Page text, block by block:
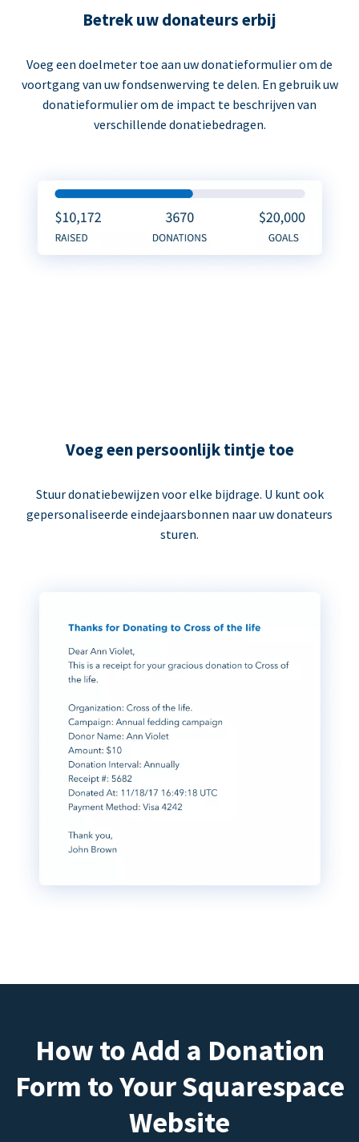
Betrek uw donateurs erbij
Voeg een doelmeter toe aan uw donatieformulier om de
voortgang van uw fondsenwerving te delen. En gebruik uw
donatieformulier om de impact te beschrijven van
verschillende donatiebedragen.
Voeg een persoonlijk tintje toe
Stuur donatiebewijzen voor elke bijdrage. U kunt ook
gepersonaliseerde eindejaarsbonnen naar uw donateurs
sturen.
How to Add a Donation
Form to Your Squarespace
Website